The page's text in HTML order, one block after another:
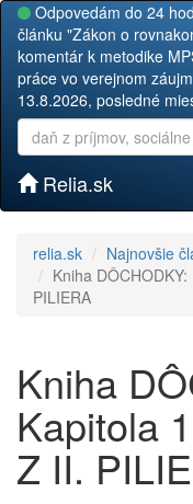
Odpovedám do 24
článku "Zákon o
komentár k metodike
práce vo verejnom
13.8.2026, posledné
Relia.sk
relia.sk
Najnovšie
Kniha
PILIERA
Kniha
Kapitola
Z II.